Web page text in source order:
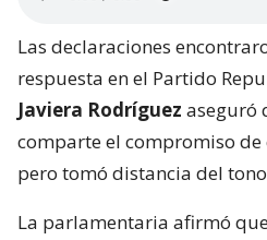
Las declaraciones
respuesta en el Partido
Javiera Rodríguez aseguró
comparte el compromiso
pero tomó distancia del
La parlamentaria afirmó